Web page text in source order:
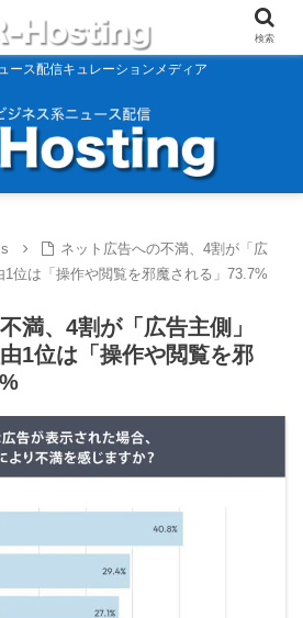
ース配信キュレーションメディア
ネット広告への不満、4割が「広
位は「操作や閲覧を邪魔される」73.7%
満、4割が「広告主側」
1位は「操作や閲覧を邪
検索